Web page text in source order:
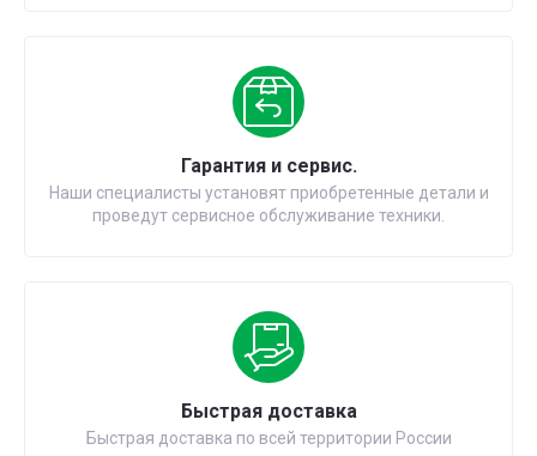
Гарантия и сервис.
Наши специалисты установят приобретенные детали и
проведут сервисное обслуживание техники.
Быстрая доставка
Быстрая доставка по всей территории России